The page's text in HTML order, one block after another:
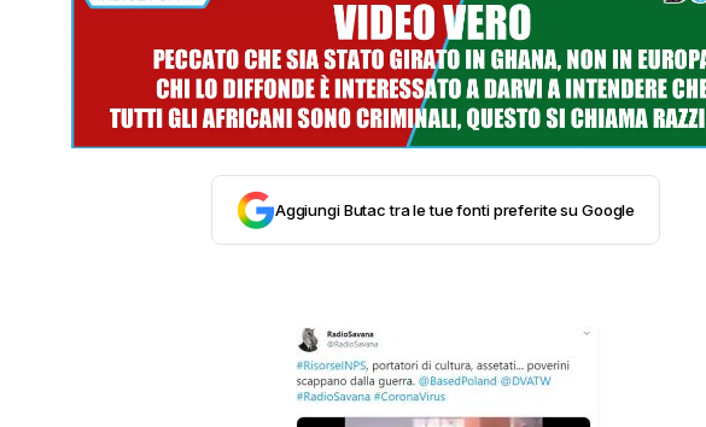
INTRATTENIMENTO
COMPLOTTI, LEGGENDE URBANE ED
EDITORIALI
CLIMA ED ENERGIA
Aggiungi Butac tra le tue fonti preferite su Google